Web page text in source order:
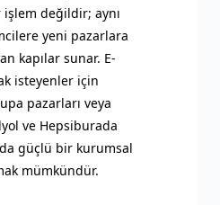
işlem değildir; aynı
yeni pazarlara
kapılar sunar. E-
isteyenler için
pazarları veya
ve Hepsiburada
güçlü bir kurumsal
mümkündür.